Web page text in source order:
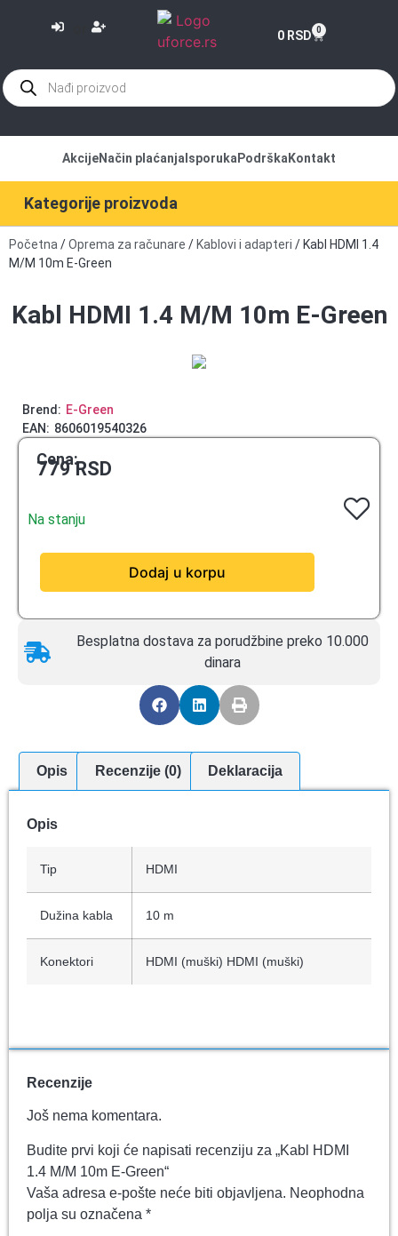
0 RSD 0
Kategorije proizvoda
AkcijeNačin plaćanja Isporuka Podrška Kontakt
Početna /Oprema za računare / Kablovi i adapteri / Kabl HDMI 1.4
M/M 10m E-Green
Kabl HDMI 1.4 M/M 10m E-Green
Brend: E-Green
EAN: 8606019540326
Cena:
779RSD
Na stanju
Dodaj u korpu
Besplatna dostava za porudžbine preko 10.000
dinara
Opis Recenzije (0) Deklaracija
Opis
Tip HDMI
Dužina kabla 10 m
Konektori HDMI (muški) HDMI (muški)
Recenzije
Još nema komentara.
Budite prvi koji će napisati recenziju za „Kabl HDMI
1.4 M/M 10m E-Green“
Vaša adresa e-pošte neće biti objavljena. Neophodna
polja su označena *